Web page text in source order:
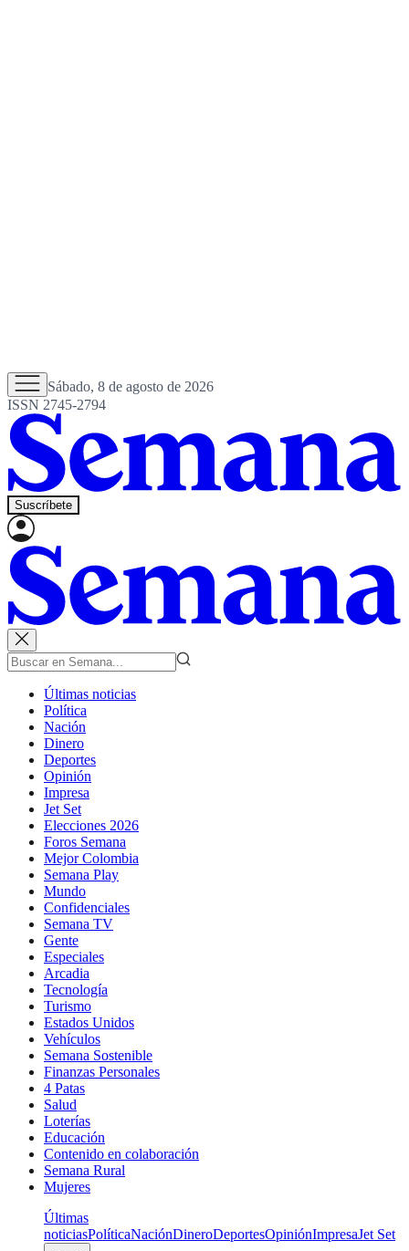
Sábado, 8 de agosto de 2026
ISSN 2745-2794
Suscríbete
Últimas noticias
Política
Nación
Dinero
Deportes
Opinión
Impresa
Jet Set
Elecciones 2026
Foros Semana
Mejor Colombia
Semana Play
Mundo
Confidenciales
Semana TV
Gente
Especiales
Arcadia
Tecnología
Turismo
Estados Unidos
Vehículos
Semana Sostenible
Finanzas Personales
4 Patas
Salud
Loterías
Educación
Contenido en colaboración
Semana Rural
Mujeres
Últimas
noticiasPolíticaNaciónDineroDeportesOpiniónImpresaJet Set